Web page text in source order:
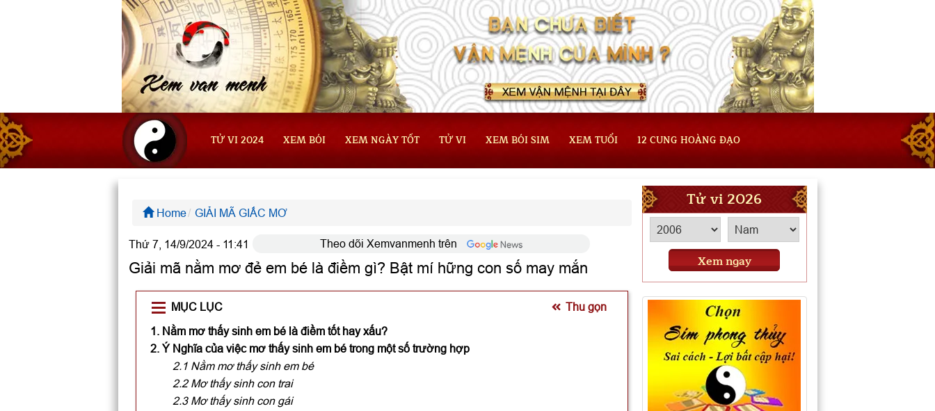
TỬ VI 2024 XEM BÓI XEM NGÀY TỐT TỬ VI XEM BÓI SIM XEM TUỔI 12 CUNG HOÀNG ĐẠO
Home GIẢI MÃ GIẤC MƠ
Thứ 7, 14/9/2024 - 11:41 Theo dõi Xemvanmenh trên
Giải mã nằm mơ đẻ em bé là điềm gì? Bật mí hững con số may mắn
MỤC LỤC
Thu gọn
1. Nằm mơ thấy sinh em bé là điềm tốt hay xấu?
2. Ý Nghĩa của việc mơ thấy sinh em bé trong một số trường hợp
2.1 Nằm mơ thấy sinh em bé
2.2 Mơ thấy sinh con trai
2.3 Mơ thấy sinh con gái
Tử vi 2026
Xem ngay